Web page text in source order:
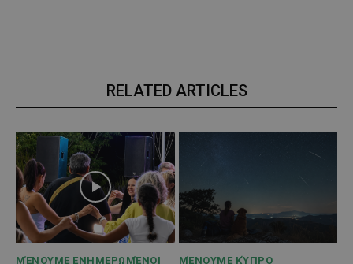
RELATED ARTICLES
ΜΈΝΟΥΜΕ ΕΝΗΜΕΡΩΜΈΝΟΙ ΜΈΝΟΥΜΕ ΚΎΠΡΟ